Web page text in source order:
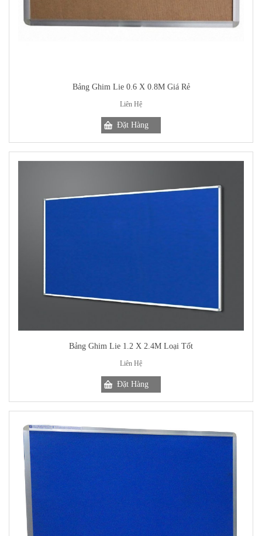
Bảng Ghim Lie 0.6 X 0.8M Giá Rẻ
Liên Hệ
Bảng Ghim Lie 1.2 X 2.4M Loại Tốt
Liên Hệ